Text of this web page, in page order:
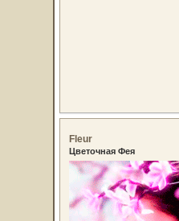
Fleur
Цветочная Фея